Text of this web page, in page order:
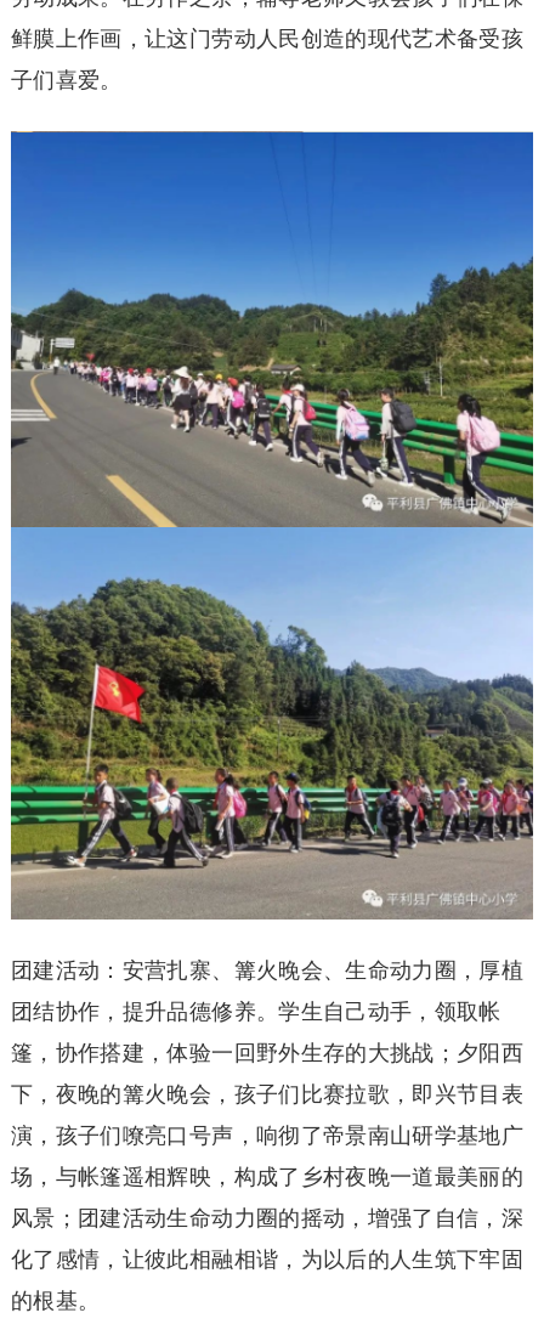
鲜膜上作画，让这门劳动人民创造的现代艺术备受孩
子们喜爱。
团建活动：安营扎寨、篝火晚会、生命动力圈，厚植
团结协作，提升品德修养。学生自己动手，领取帐
篷，协作搭建，体验一回野外生存的大挑战；夕阳西
下，夜晚的篝火晚会，孩子们比赛拉歌，即兴节目表
演，孩子们嘹亮口号声，响彻了帝景南山研学基地广
场，与帐篷遥相辉映，构成了乡村夜晚一道最美丽的
风景；团建活动生命动力圈的摇动，增强了自信，深
化了感情，让彼此相融相谐，为以后的人生筑下牢固
的根基。